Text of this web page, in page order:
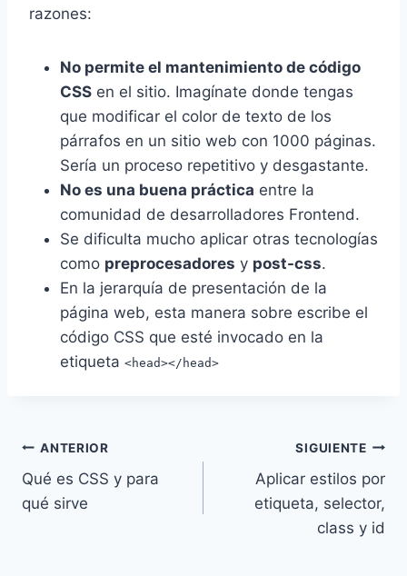
razones:
No permite el mantenimiento de código
CSS en el sitio. Imagínate donde tengas
que modificar el color de texto de los
párrafos en un sitio web con 1000 páginas.
Sería un proceso repetitivo y desgastante.
No es una buena práctica entre la
comunidad de desarrolladores Frontend.
Se dificulta mucho aplicar otras tecnologías
como preprocesadores y post-css.
En la jerarquía de presentación de la
página web, esta manera sobre escribe el
código CSS que esté invocado en la
etiqueta <head></head>
Navegación
de
ANTERIOR
Qué es CSS y para
qué sirve
SIGUIENTE
Aplicar estilos por
etiqueta, selector,
class y id